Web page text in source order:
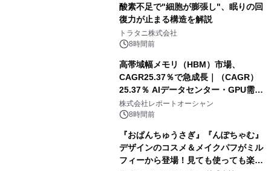
酸素不足で"細胞が膨張し"、眠りの回
復力が止まる構造を解説
トラタニ株式会社
8時間前
高帯域幅メモリ（HBM）市場、
CAGR25.37％で急成長｜（CAGR）
25.37％ AIデータセンター・GPU需要
拡大が2035年の市場成長を牽引
株式会社レポートオーシャン
8時間前
『おぱんちゅうさぎ』『んぽちゃむ』
デザインのコスメ＆メイクパフがミル
フィーから登場！見ても使っても楽し